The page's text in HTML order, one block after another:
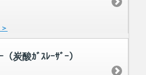
炭酸ｶﾞｽﾚｰｻﾞｰ）